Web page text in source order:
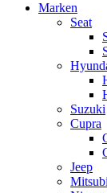
Marken
Seat
Suzuki
Cupra
Jeep